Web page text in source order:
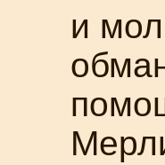
и